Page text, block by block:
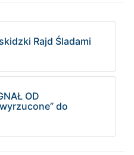
Rajd Śladami
OD
do